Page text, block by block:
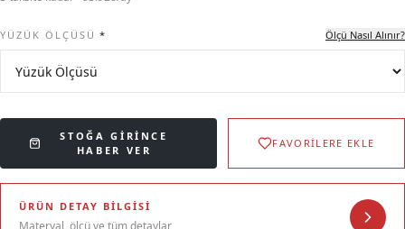
YÜZÜK ÖLÇÜSÜ * Ölçü Nasıl Alınır?
STOĞA GIRINCE
HABER VER
FAVORİLERE EKLE
ÜRÜN DETAY BILGISI
Materyal, ölçü ve tüm detaylar